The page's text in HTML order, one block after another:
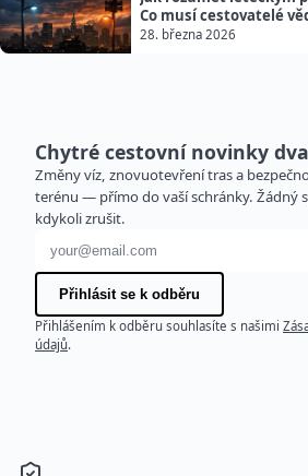
Co musí cestovatelé
28. března 2026
Chytré cestovní novinky
Změny víz, znovuotevření tras a
terénu — přímo do vaší schránky. Žádný
kdykoli zrušit.
E-mailová adresa
Přihlásit se k odběru
Přihlášením k odběru souhlasíte s našimi
údajů.